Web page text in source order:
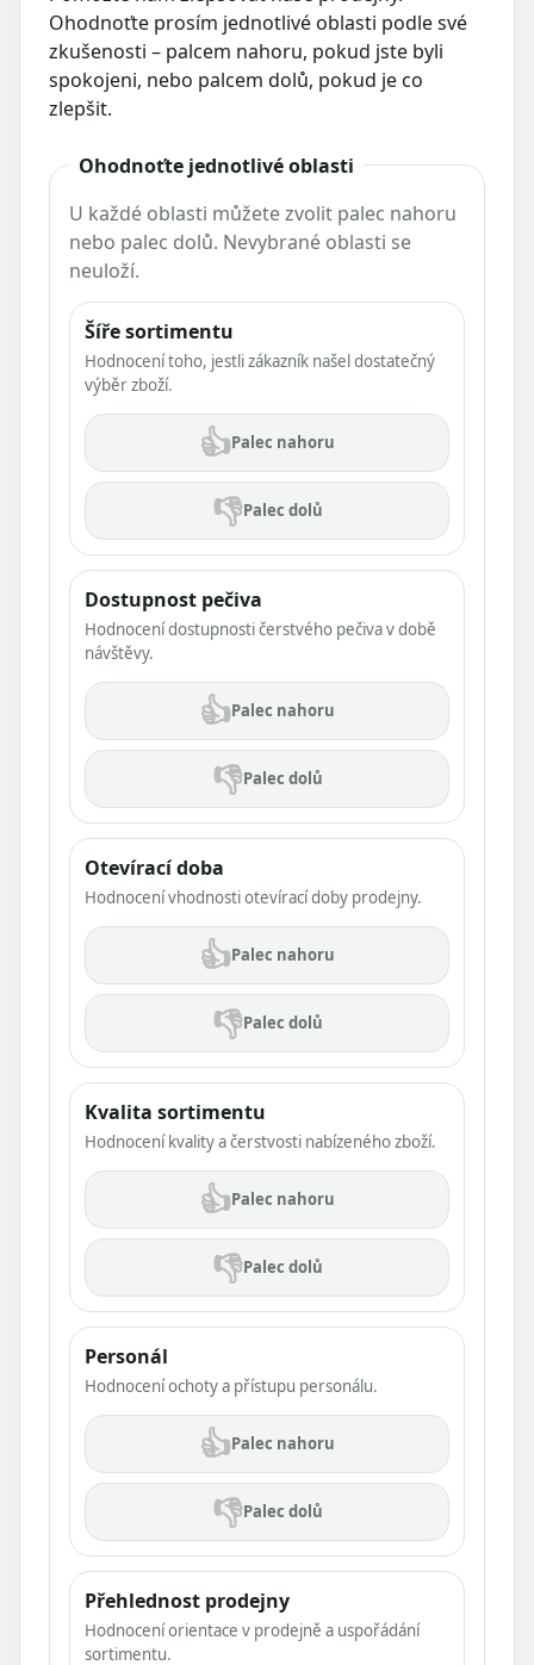
Ohodnoťte prosím jednotlivé oblasti podle své
zkušenosti – palcem nahoru, pokud jste byli
spokojeni, nebo palcem dolů, pokud je co
zlepšit.
Ohodnoťte jednotlivé oblasti
U každé oblasti můžete zvolit palec nahoru
nebo palec dolů. Nevybrané oblasti se
neuloží.
Šíře sortimentu
Hodnocení toho, jestli zákazník našel dostatečný
výběr zboží.
👍Palec nahoru
👎Palec dolů
Dostupnost pečiva
Hodnocení dostupnosti čerstvého pečiva v době
návštěvy.
👍Palec nahoru
👎Palec dolů
Otevírací doba
Hodnocení vhodnosti otevírací doby prodejny.
👍Palec nahoru
👎Palec dolů
Kvalita sortimentu
Hodnocení kvality a čerstvosti nabízeného zboží.
👍Palec nahoru
👎Palec dolů
Personál
Hodnocení ochoty a přístupu personálu.
👍Palec nahoru
👎Palec dolů
Přehlednost prodejny
Hodnocení orientace v prodejně a uspořádání
sortimentu.